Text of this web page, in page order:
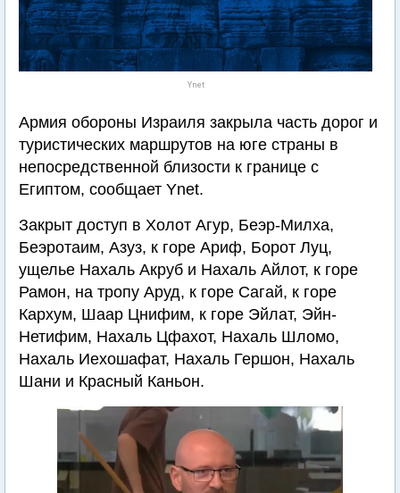
Ynet
Армия обороны Израиля закрыла часть дорог и
туристических маршрутов на юге страны в
непосредственной близости к границе с
Египтом, сообщает Ynet.
Закрыт доступ в Холот Агур, Беэр-Милха,
Беэротаим, Азуз, к горе Ариф, Борот Луц,
ущелье Нахаль Акруб и Нахаль Айлот, к горе
Рамон, на тропу Аруд, к горе Сагай, к горе
Кархум, Шаар Цнифим, к горе Эйлат, Эйн-
Нетифим, Нахаль Цфахот, Нахаль Шломо,
Нахаль Иехошафат, Нахаль Гершон, Нахаль
Шани и Красный Каньон.